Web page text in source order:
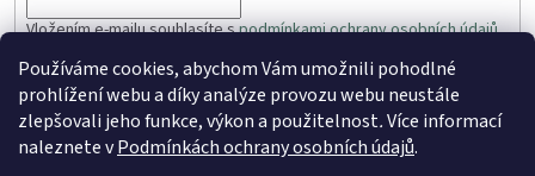
Používáme cookies, abychom Vám umožnili pohodlné
prohlížení webu a díky analýze provozu webu neustále
zlepšovali jeho funkce, výkon a použitelnost.Více informací
naleznete vPodmínkách ochrany osobních údajů.
Vložením e-mailu souhlasíte spodmínkami ochrany osobních údajů
PŘIHLÁSIT SE